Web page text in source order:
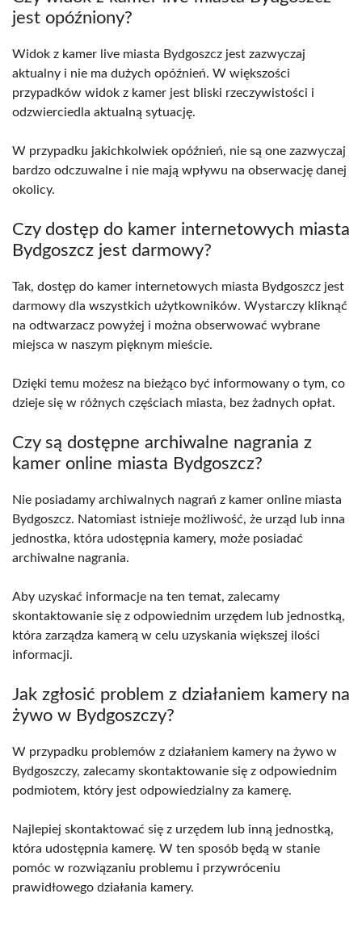
jest opóźniony?
Widok z kamer live miasta Bydgoszcz jest zazwyczaj
aktualny i nie ma dużych opóźnień. W większości
przypadków widok z kamer jest bliski rzeczywistości i
odzwierciedla aktualną sytuację.
W przypadku jakichkolwiek opóźnień, nie są one zazwyczaj
bardzo odczuwalne i nie mają wpływu na obserwację danej
okolicy.
Czy dostęp do kamer internetowych miasta
Bydgoszcz jest darmowy?
Tak, dostęp do kamer internetowych miasta Bydgoszcz jest
darmowy dla wszystkich użytkowników. Wystarczy kliknąć
na odtwarzacz powyżej i można obserwować wybrane
miejsca w naszym pięknym mieście.
Dzięki temu możesz na bieżąco być informowany o tym, co
dzieje się w różnych częściach miasta, bez żadnych opłat.
Czy są dostępne archiwalne nagrania z
kamer online miasta Bydgoszcz?
Nie posiadamy archiwalnych nagrań z kamer online miasta
Bydgoszcz. Natomiast istnieje możliwość, że urząd lub inna
jednostka, która udostępnia kamery, może posiadać
archiwalne nagrania.
Aby uzyskać informacje na ten temat, zalecamy
skontaktowanie się z odpowiednim urzędem lub jednostką,
która zarządza kamerą w celu uzyskania większej ilości
informacji.
Jak zgłosić problem z działaniem kamery na
żywo w Bydgoszczy?
W przypadku problemów z działaniem kamery na żywo w
Bydgoszczy, zalecamy skontaktowanie się z odpowiednim
podmiotem, który jest odpowiedzialny za kamerę.
Najlepiej skontaktować się z urzędem lub inną jednostką,
która udostępnia kamerę. W ten sposób będą w stanie
pomóc w rozwiązaniu problemu i przywróceniu
prawidłowego działania kamery.